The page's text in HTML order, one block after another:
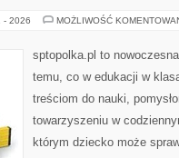
- 2026 MOŻLIWOŚĆ
sptopolka.pl to
temu, co w edukacji w
treściom do nauki,
towarzyszeniu w
którym dziecko może